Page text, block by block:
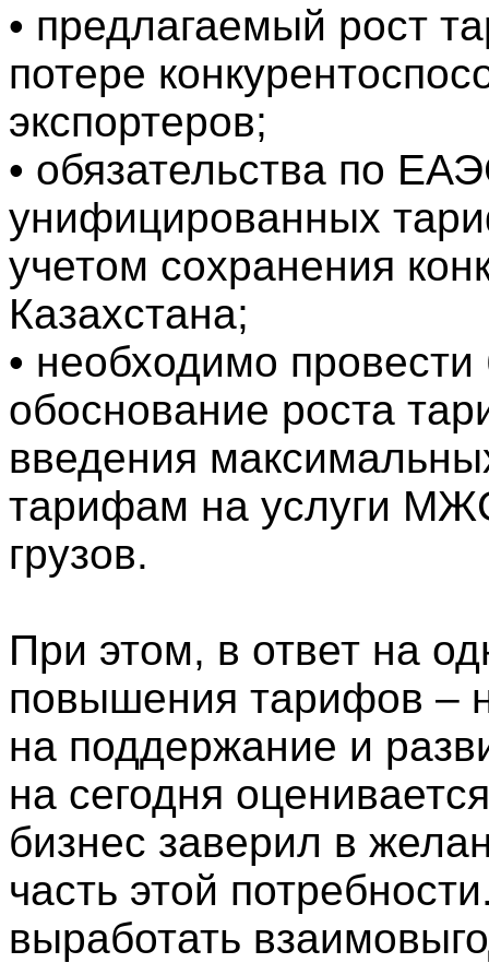
• предлагаемый рост
потере
экспортеров;
• обязательства по
унифицированных
учетом сохранения
Казахстана;
• необходимо
обоснование роста
введения
тарифам на услуги
грузов.
При этом, в ответ на
повышения тарифов –
на поддержание и
на сегодня
бизнес заверил в
часть этой
выработать